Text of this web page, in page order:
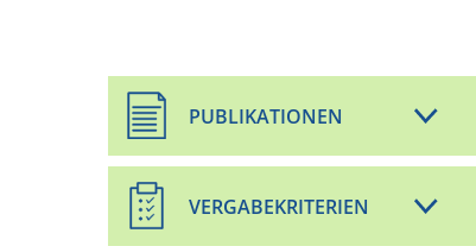
PUBLIKATIONEN
VERGABEKRITERIEN